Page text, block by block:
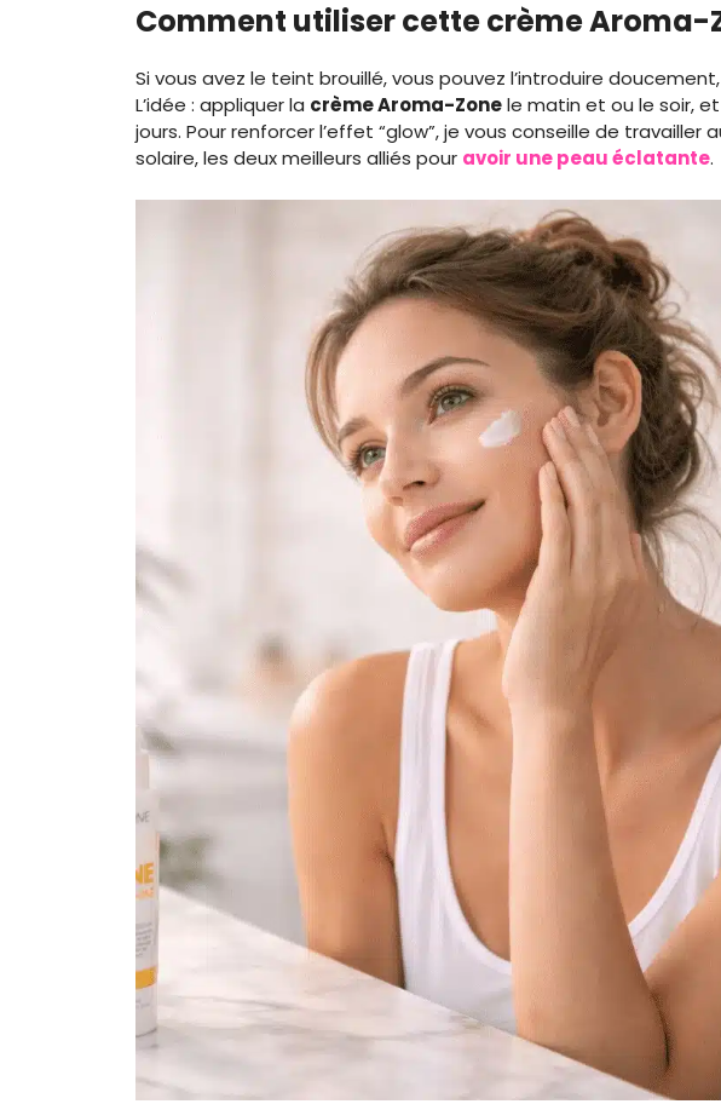
Comment utiliser cette crème Aroma-
Si vous avez le teint brouillé, vous pouvez l’introduire
L’idée : appliquer la crème Aroma-Zonele matin et ou le soir,
jours. Pour renforcer l’effet “glow”, je vous conseille de
solaire, les deux meilleurs alliés pour avoir une peau éclatante.